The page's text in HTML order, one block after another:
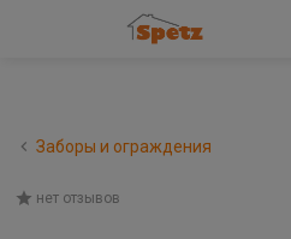
Заборы и ограждения
нет отзывов